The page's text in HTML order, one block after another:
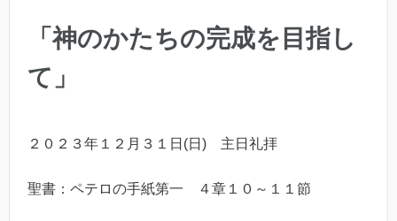
「神のかたちの完成を目指し
て」
２０２３年１２月３１日(日) 主日礼拝
聖書：ペテロの手紙第一 ４章１０～１１節